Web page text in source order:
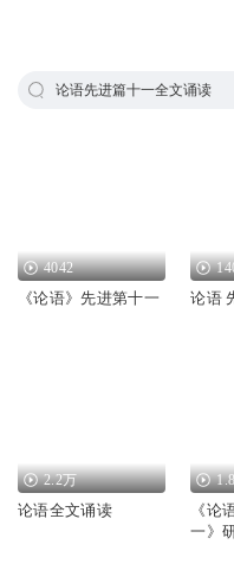
论语先进篇十一全文诵读
4042
《论语》先进第十一 论语
2.2万
论语全文诵读
《论
一》